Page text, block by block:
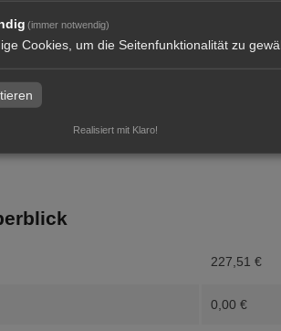
227,51 €
0,00 €
(immer notwendig)
Cookies, um die Seitenfunktionalität zu
Realisiert mit Klaro!